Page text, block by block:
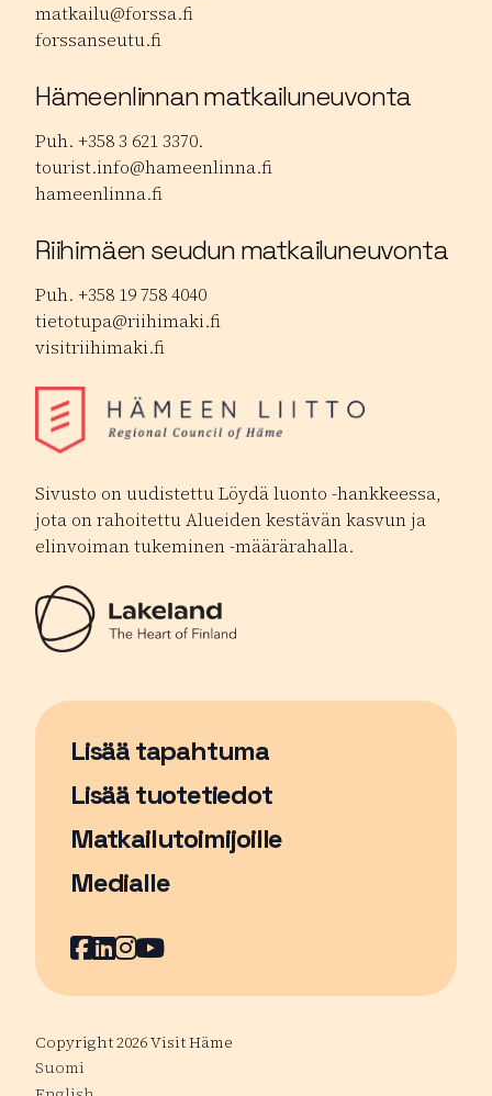
matkailu@forssa.fi
forssanseutu.fi
Hämeenlinnan matkailuneuvonta
Puh. +358 3 621 3370.
tourist.info@hameenlinna.fi
hameenlinna.fi
Riihimäen seudun matkailuneuvonta
Puh. +358 19 758 4040
tietotupa@riihimaki.fi
visitriihimaki.fi
Sivusto on uudistettu Löydä luonto -hankkeessa,
jota on rahoitettu Alueiden kestävän kasvun ja
elinvoiman tukeminen -määrärahalla.
Lisää tapahtuma
Sivu avautuu uudessa ikkunassa
Lisää tuotetiedot
Matkailutoimijoille
Medialle
Facebook
Sivu avautuu uudessa ikkunassa
LinkedIn
Sivu avautuu uudessa ikkunassa
Instagram
Sivu avautuu uudessa
YouTube
Sivu avautuu uudessa
Copyright 2026 Visit Häme
Suomi